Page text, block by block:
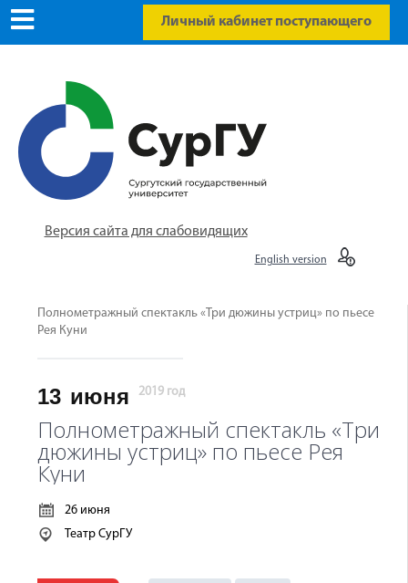
Личный кабинет поступающего
Версия сайта для слабовидящих
English version
Полнометражный спектакль «Три дюжины устриц» по пьесе
Рея Куни
13 июня 2019 год
Полнометражный спектакль «Три
дюжины устриц» по пьесе Рея
Куни
26 июня
Театр СурГУ